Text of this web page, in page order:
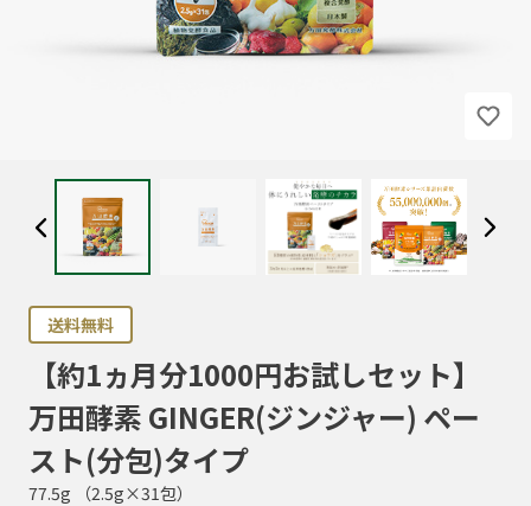
送料無料
【約1ヵ月分1000円お試しセット】
万田酵素 GINGER(ジンジャー) ペー
スト(分包)タイプ
77.5g （2.5g×31包）